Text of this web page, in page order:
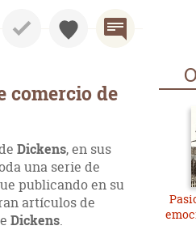
comercio de
Dickens, en sus
una serie de
publicando en su
artículos de
Dickens.